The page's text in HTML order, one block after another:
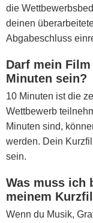
die
deinen
Abgabeschluss
Darf mein
Minuten sein?
10 Minuten ist die
Wettbewerb
Minuten sind,
werden. Dein
sein.
Was muss ich
meinem
Wenn du Musik,